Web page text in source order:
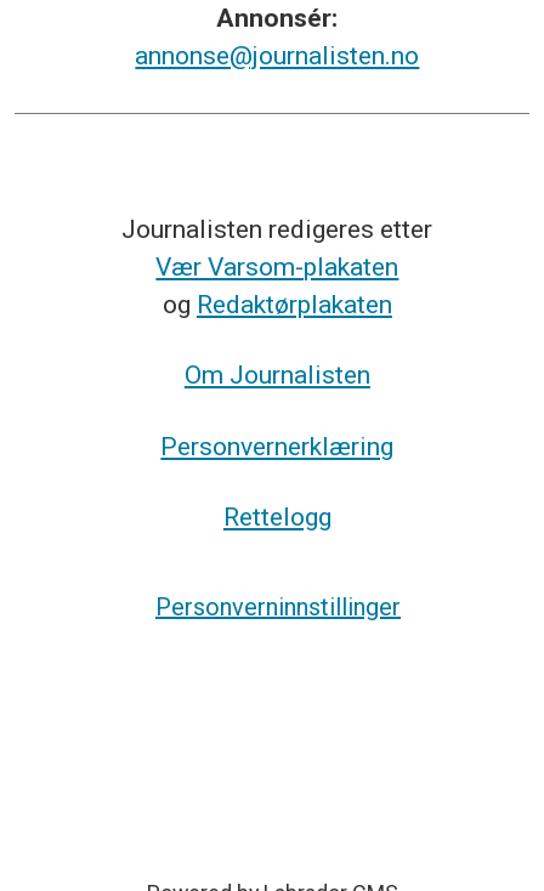
Annonsér:
annonse@journalisten.no
Journalisten redigeres etter
Vær Varsom-plakaten
og Redaktørplakaten
Om Journalisten
Personvernerklæring
Rettelogg
Personverninnstillinger